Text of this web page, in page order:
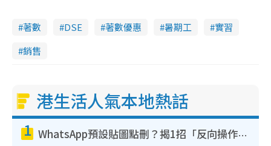
著數 DSE 著數優惠 暑期工
實習
銷售
港生活人氣本地熱話
1 WhatsApp預設貼圖點刪？揭1招「反向操作」還原簡潔介面 附3步實測教學